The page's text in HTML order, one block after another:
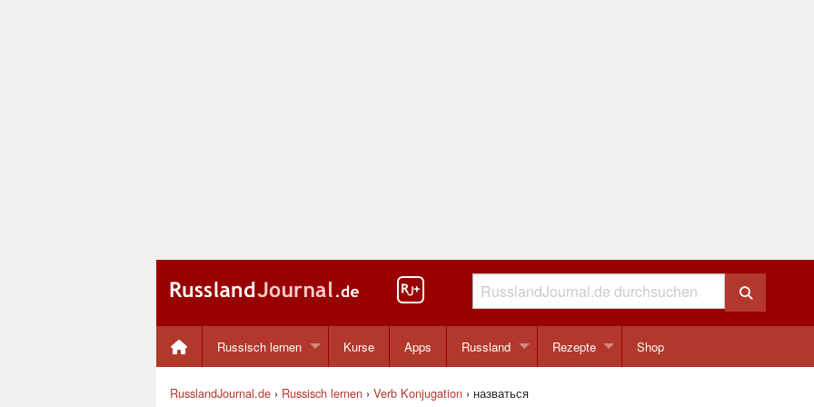
Russisch lernen Kurse Apps Russland Rezepte Shop
RusslandJournal.de › Russisch lernen › Verb Konjugation › назваться